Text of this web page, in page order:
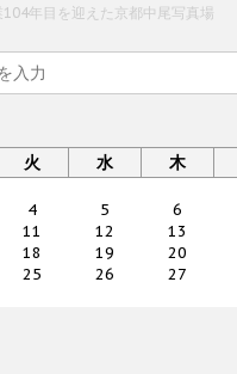
104年目を迎えた京都中尾写真場
火 水 木
4 5 6
11 12 13
18 19 20
25 26 27